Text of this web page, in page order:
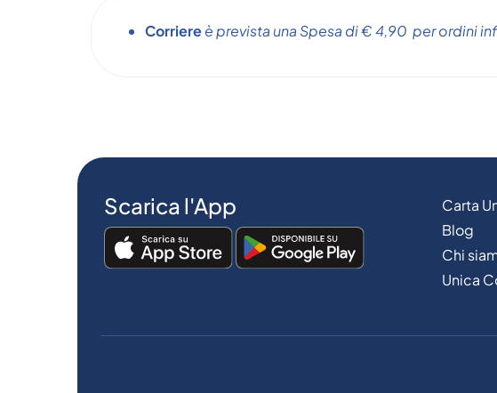
Corriereè prevista una Spesa di € 4,90 per ordini
Scarica l'App
Carta
Blog
Chi
Unica